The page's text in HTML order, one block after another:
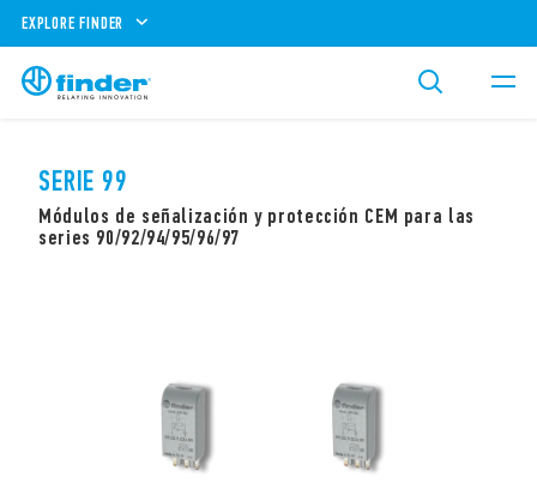
EXPLORE FINDER
SERIE 99
Módulos de señalización y protección CEM para las
series 90/92/94/95/96/97